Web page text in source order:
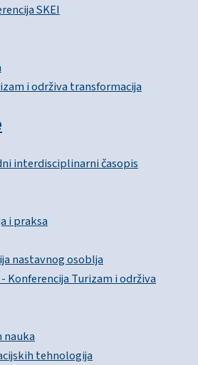
SKEI
i održiva transformacija
interdisciplinarni časopis
i praksa
nastavnog osoblja
Konferencija Turizam i održiva
nauka
tehnologija